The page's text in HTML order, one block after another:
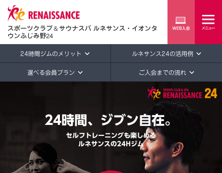
スポーツクラブ＆サウナスパ ルネサンス・イオンタ
ウンふじみ野24
24時間ジムのメリット ルネサンス24の活用例
選べる会員プラン ご入会までの流れ
24時間、ジブン自在。
セルフトレーニングも楽しめる
ルネサンスの24Hジム